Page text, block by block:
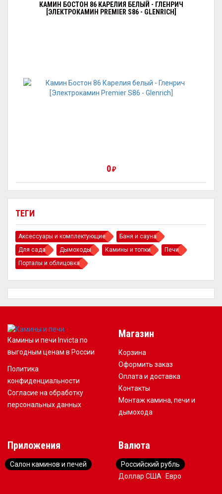
ТЕГИ
Аксессуары и комплектующие
Баня и сауна
Для сада
Дымоходы Камины и топки
Печи
Порталы и облицовка
КАМИН БОСТОН 86 КАРЕЛИЯ БЕЛЫЙ - ГЛЕНРИЧ
[ЭЛЕКТРОКАМИН PREMIER S86 - GLENRICH]
0₽
Камины и печи Invicta по
выгодным ценам в России
Политика
конфиденциальности
Согласие на обработку
персональных данных
Магазин
Корзина
Оформить заказ
Оплата и доставка
Контакты
Монтаж камина, печи и
дымохода
Приложения
Салон каминов и печей
Валюта
Российский рубль
Доллар США
Евро